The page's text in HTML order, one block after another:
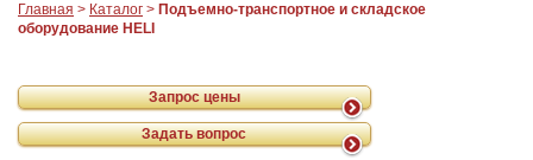
Главная > Каталог > Подъемно-транспортное и складское
оборудование HELI
Запрос цены
Задать вопрос